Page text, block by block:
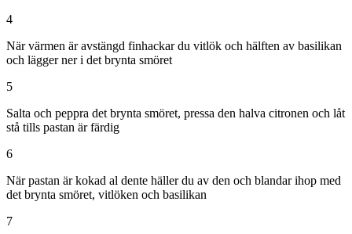
4
När värmen är avstängd finhackar du vitlök och hälften av basilikan
och lägger ner i det brynta smöret
5
Salta och peppra det brynta smöret, pressa den halva citronen och låt
stå tills pastan är färdig
6
När pastan är kokad al dente häller du av den och blandar ihop med
det brynta smöret, vitlöken och basilikan
7